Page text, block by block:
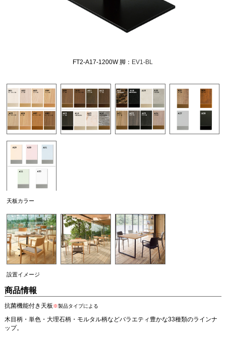
FT2-A17-1200W 脚： EV1-BL
天板カラー
設置イメージ
商品情報
抗菌機能付き天板※製品タイプによる
木目柄・単色・大理石柄・モルタル柄などバラエティ豊かな33種類のラインナ
ップ。